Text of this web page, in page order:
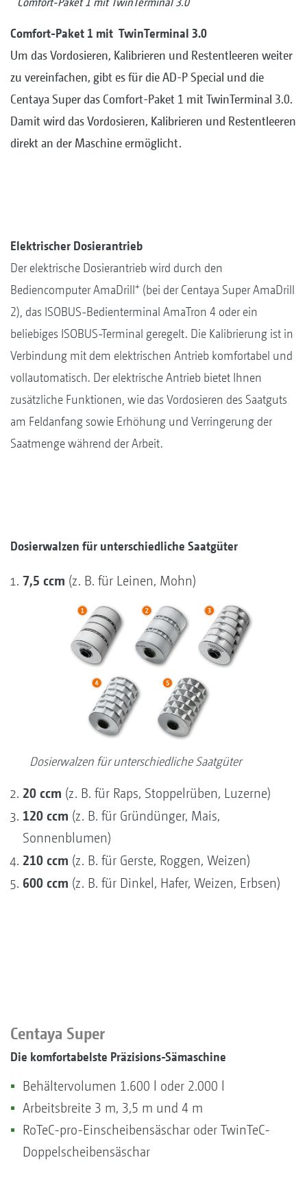
Comfort-Paket 1 mit TwinTerminal 3.0
Um das Vordosieren, Kalibrieren und Restentleeren weiter
zu vereinfachen, gibt es für die AD-P Special und die
Centaya Super das Comfort-Paket 1 mit TwinTerminal 3.0.
Damit wird das Vordosieren, Kalibrieren und Restentleeren
direkt an der Maschine ermöglicht.
Elektrischer Dosierantrieb
Der elektrische Dosierantrieb wird durch den
Bediencomputer AmaDrill+ (bei der Centaya Super AmaDrill
2), das ISOBUS-Bedienterminal AmaTron 4 oder ein
beliebiges ISOBUS-Terminal geregelt. Die Kalibrierung ist in
Verbindung mit dem elektrischen Antrieb komfortabel und
vollautomatisch. Der elektrische Antrieb bietet Ihnen
zusätzliche Funktionen, wie das Vordosieren des Saatguts
am Feldanfang sowie Erhöhung und Verringerung der
Saatmenge während der Arbeit.
Dosierwalzen für unterschiedliche Saatgüter
7,5 ccm (z. B. für Leinen, Mohn)
Dosierwalzen für unterschiedliche Saatgüter
20 ccm (z. B. für Raps, Stoppelrüben, Luzerne)
120 ccm (z. B. für Gründünger, Mais,
Sonnenblumen)
210 ccm (z. B. für Gerste, Roggen, Weizen)
600 ccm (z. B. für Dinkel, Hafer, Weizen, Erbsen)
Centaya Super
Die komfortabelste Präzisions-Sämaschine
Behältervolumen 1.600 l oder 2.000 l
Arbeitsbreite 3 m, 3,5 m und 4 m
RoTeC-pro-Einscheibensäschar oder TwinTeC-
Doppelscheibensäschar